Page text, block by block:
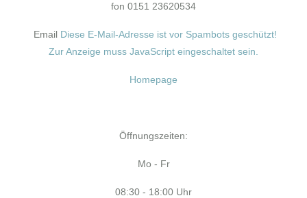
fon 0151 23620534
Email Diese E-Mail-Adresse ist vor Spambots geschützt!
Zur Anzeige muss JavaScript eingeschaltet sein.
Homepage
Öffnungszeiten:
Mo - Fr
08:30 - 18:00 Uhr